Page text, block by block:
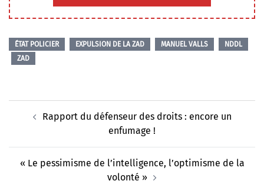
ÉTAT POLICIER EXPULSION DE LA ZAD MANUEL VALLS
NDDL
ZAD
d’articleRapport du défenseur des droits : encore un
enfumage !
« Le pessimisme de l’intelligence, l’optimisme de la
volonté »